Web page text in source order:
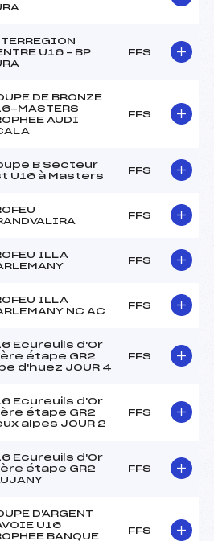
U16 – BP
FFS
DE BRONZE
MASTERS
AUDI
FFS
B Secteur
U16 à Masters
FFS
FFS
ILLA
FFS
ILLA
NC AC
FFS
Ecureuils d'Or
étape GR2
d'huez JOUR 4
FFS
Ecureuils d'Or
étape GR2
alpes JOUR 2
FFS
Ecureuils d'Or
étape GR2
FFS
D'ARGENT
U16
BANQUE
FFS